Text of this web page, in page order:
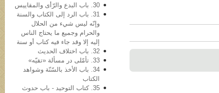
30. باب البدع والرّأی والمقاییس
31. باب الرد إلی الکتاب والسنة
وإنّه لیس شيء من الحلال
والحرام وجمیع ما یحتاج الناس
إلیه إلا وقد جاء فیه کتاب أو سنة
32. باب اختلاف الحدیث
33. تأمّلی در مسألة «تقیّه»
34. باب الأخذ بالسّنّة وشواهد
الکتاب
35. کتاب التوحید - باب حدوث